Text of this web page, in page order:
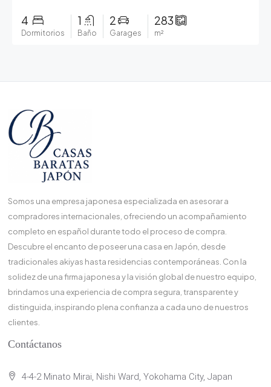
4
Dormitorios
1
Baño
2
Garages
283
m²
Somos una empresa japonesa especializada en asesorar a
compradores internacionales, ofreciendo un acompañamiento
completo en español durante todo el proceso de compra.
Descubre el encanto de poseer una casa en Japón, desde
tradicionales akiyas hasta residencias contemporáneas. Con la
solidez de una firma japonesa y la visión global de nuestro equipo,
brindamos una experiencia de compra segura, transparente y
distinguida, inspirando plena confianza a cada uno de nuestros
clientes.
Contáctanos
4-4-2 Minato Mirai, Nishi Ward, Yokohama City, Japan